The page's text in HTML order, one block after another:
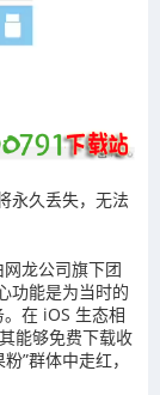
永久丢失，无法
龙公司旗下团
功能是为当时的
在 iOS 生态相
能够免费下载收
”群体中走红，